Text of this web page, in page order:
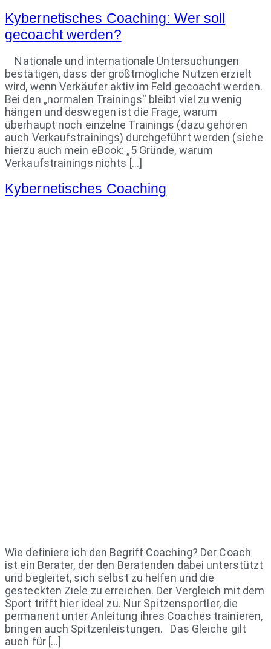
Kybernetisches Coaching: Wer soll
gecoacht werden?
Nationale und internationale Untersuchungen
bestätigen, dass der größtmögliche Nutzen erzielt
wird, wenn Verkäufer aktiv im Feld gecoacht werden.
Bei den „normalen Trainings“ bleibt viel zu wenig
hängen und deswegen ist die Frage, warum
überhaupt noch einzelne Trainings (dazu gehören
auch Verkaufstrainings) durchgeführt werden (siehe
hierzu auch mein eBook: „5 Gründe, warum
Verkaufstrainings nichts […]
Kybernetisches Coaching
Wie definiere ich den Begriff Coaching? Der Coach
ist ein Berater, der den Beratenden dabei unterstützt
und begleitet, sich selbst zu helfen und die
gesteckten Ziele zu erreichen. Der Vergleich mit dem
Sport trifft hier ideal zu. Nur Spitzensportler, die
permanent unter Anleitung ihres Coaches trainieren,
bringen auch Spitzenleistungen. Das Gleiche gilt
auch für […]